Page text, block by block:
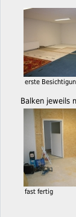
erste
Balken jeweils
fast fertig